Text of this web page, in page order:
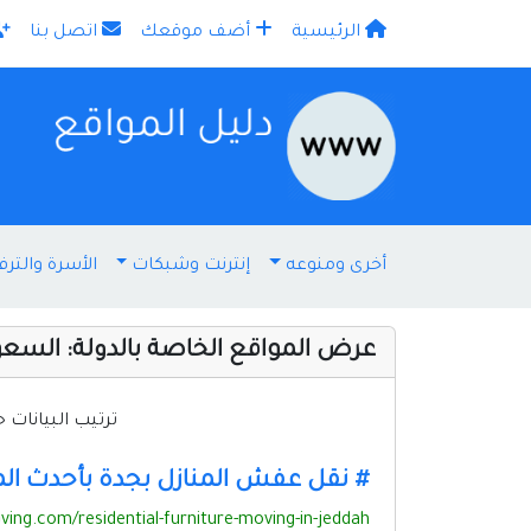
الرئيسية أضف موقعك اتصل بنا
أخرى ومنوعه إنترنت وشبكات الأسرة
عرض المواقع الخاصة بالدولة:
ترتيب
# نقل عفش المنازل بجدة
residential-furniture-moving-in-jeddah/